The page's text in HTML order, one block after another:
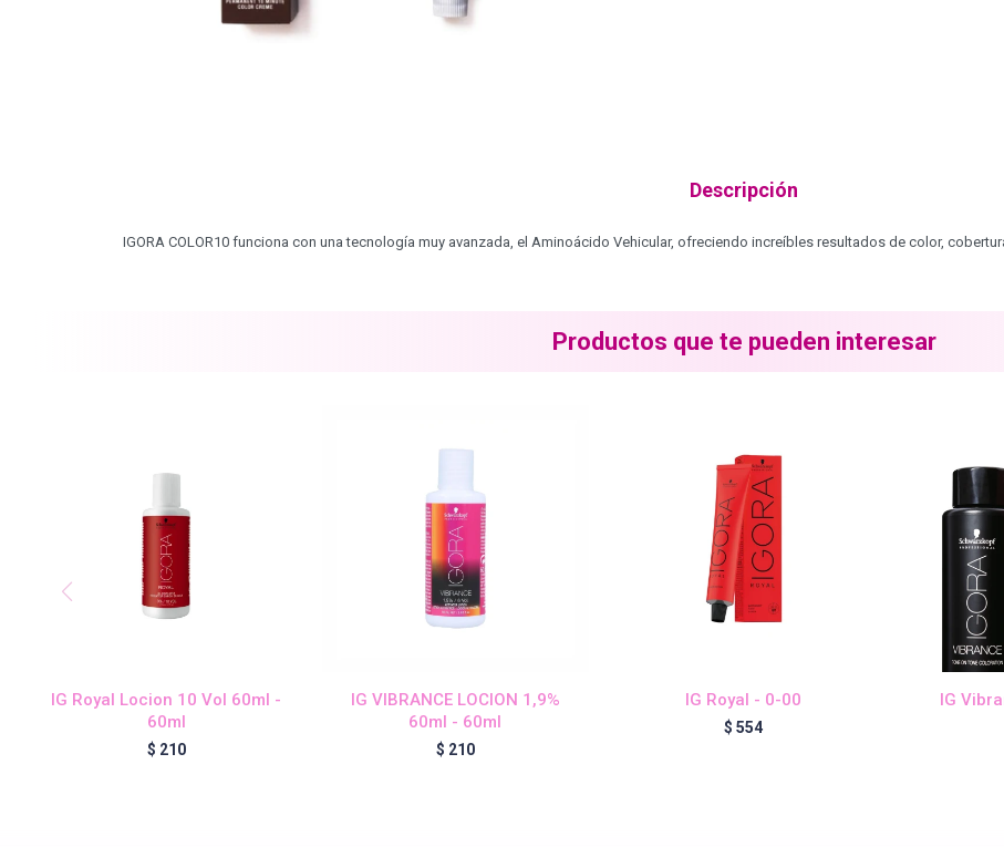
Descripción
IGORA COLOR10 funciona con una tecnología muy avanzada, el Aminoácido Vehicular, ofreciendo increíbles resultados de color,
Productos que te pueden interesar
IG Royal Locion 10 Vol 60ml -
60ml
$ 210
IG VIBRANCE LOCION 1,9%
60ml - 60ml
$ 210
IG Royal - 0-00
$ 554
IG